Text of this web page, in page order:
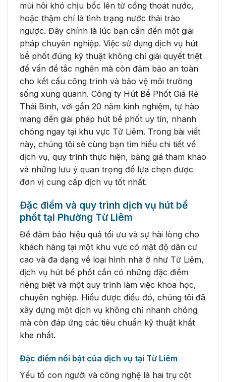
mùi hôi khó chịu bốc lên từ cống thoát nước,
hoặc thậm chí là tình trạng nước thải trào
ngược. Đây chính là lúc bạn cần đến một giải
pháp chuyên nghiệp. Việc sử dụng dịch vụ hút
bể phốt đúng kỹ thuật không chỉ giải quyết triệt
để vấn đề tắc nghẽn mà còn đảm bảo an toàn
cho kết cấu công trình và bảo vệ môi trường
sống xung quanh. Công ty Hút Bể Phốt Giá Rẻ
Thái Bình, với gần 20 năm kinh nghiệm, tự hào
mang đến giải pháp hút bể phốt uy tín, nhanh
chóng ngay tại khu vực Từ Liêm. Trong bài viết
này, chúng tôi sẽ cùng bạn tìm hiểu chi tiết về
dịch vụ, quy trình thực hiện, bảng giá tham khảo
và những lưu ý quan trọng để lựa chọn được
đơn vị cung cấp dịch vụ tốt nhất.
Đặc điểm và quy trình dịch vụ hút bể
phốt tại Phường Từ Liêm
Để đảm bảo hiệu quả tối ưu và sự hài lòng cho
khách hàng tại một khu vực có mật độ dân cư
cao và đa dạng về loại hình nhà ở như Từ Liêm,
dịch vụ hút bể phốt cần có những đặc điểm
riêng biệt và một quy trình làm việc khoa học,
chuyên nghiệp. Hiểu được điều đó, chúng tôi đã
xây dựng một dịch vụ không chỉ nhanh chóng
mà còn đáp ứng các tiêu chuẩn kỹ thuật khắt
khe nhất.
Đặc điểm nổi bật của dịch vụ tại Từ Liêm
Yếu tố con người và công nghệ là hai trụ cột